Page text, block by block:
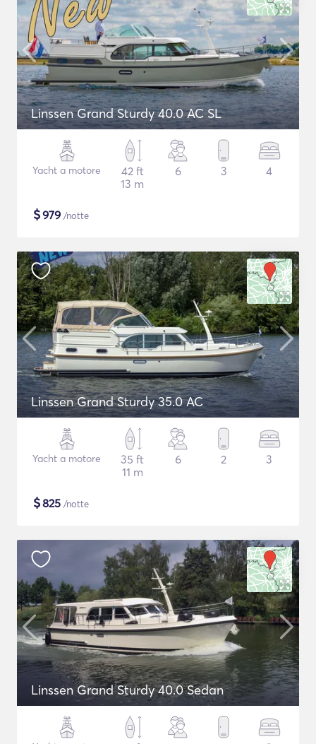
Linssen Grand Sturdy 40.0 AC SL
Yacht a motore
42 ft
13 m
6 3 4
$979 /notte
Linssen Grand Sturdy 35.0 AC
Yacht a motore
35 ft
11 m
6 2 3
$825 /notte
Linssen Grand Sturdy 40.0 Sedan